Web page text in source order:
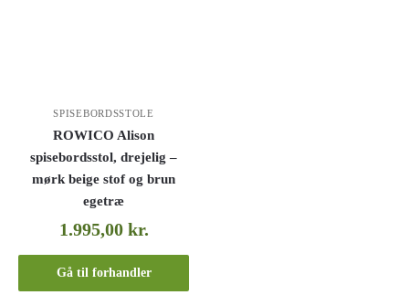
SPISEBORDSSTOLE
ROWICO Alison
spisebordsstol, drejelig –
mørk beige stof og brun
egetræ
1.995,00 kr.
Gå til forhandler